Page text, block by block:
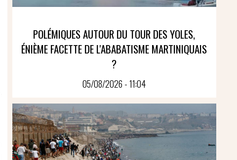
POLÉMIQUES AUTOUR DU TOUR DES YOLES,
ÉNIÈME FACETTE DE L'ABABATISME MARTINIQUAIS
?
05/08/2026 - 11:04